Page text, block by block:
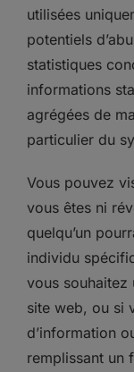
utilisées
potentiels
statistiques
informations
agrégées de
particulier du
Vous pouvez
vous êtes ni
quelqu’un
individu
vous souhaitez
site web, ou si
d’information
remplissant un